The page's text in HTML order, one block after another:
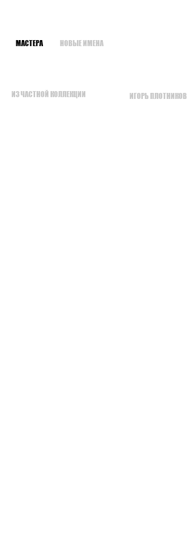
МАСТЕРА НОВЫЕ ИМЕНА
ИЗ ЧАСТНОЙ КОЛЛЕКЦИИ ИГОРЬ ПЛОТНИКОВ